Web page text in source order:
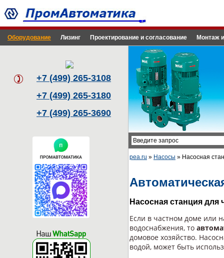
Оборудование Лизинг Проектирование и согласование Монтаж
+7 (499) 265-3108
+7 (499) 265-3180
+7 (499) 265-3690
pea.ru » Насосы » Насосная
Насосная станция для
Если в частном доме или
водоснабжения, то
домовое хозяйство.
водой, может быть